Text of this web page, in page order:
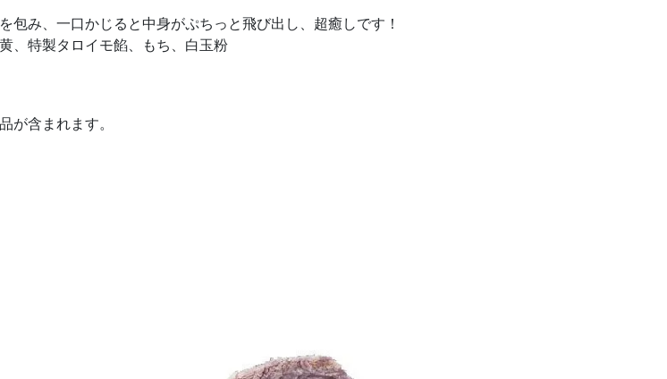
み、一口かじると中身がぷちっと飛び出し、超癒しです！
、特製タロイモ餡、もち、白玉粉
が含まれます。